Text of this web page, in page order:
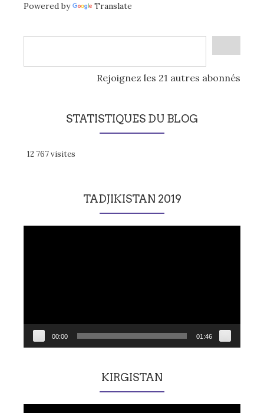
Powered by Translate
Rejoignez les 21 autres abonnés
STATISTIQUES DU BLOG
12 767 visites
TADJIKISTAN 2019
00:00 01:46
KIRGISTAN